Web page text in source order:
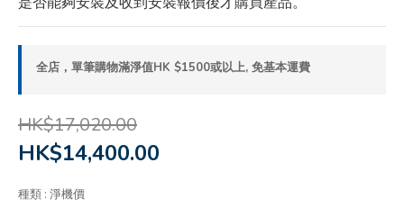
全店，單筆購物滿淨值HK $1500或以上, 免基本運費
HK$17,020.00
HK$14,400.00
種類 : 淨機價